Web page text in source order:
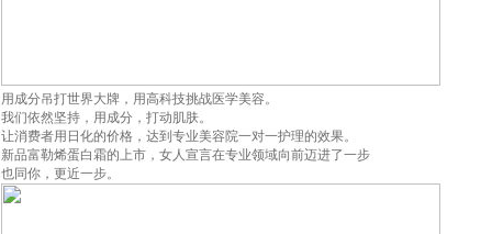
用成分吊打世界大牌，用高科技挑战医学美容。
我们依然坚持，用成分，打动肌肤。
让消费者用日化的价格，达到专业美容院一对一护理的效果。
新品富勒烯蛋白霜的上市，女人宣言在专业领域向前迈进了一步
也同你，更近一步。